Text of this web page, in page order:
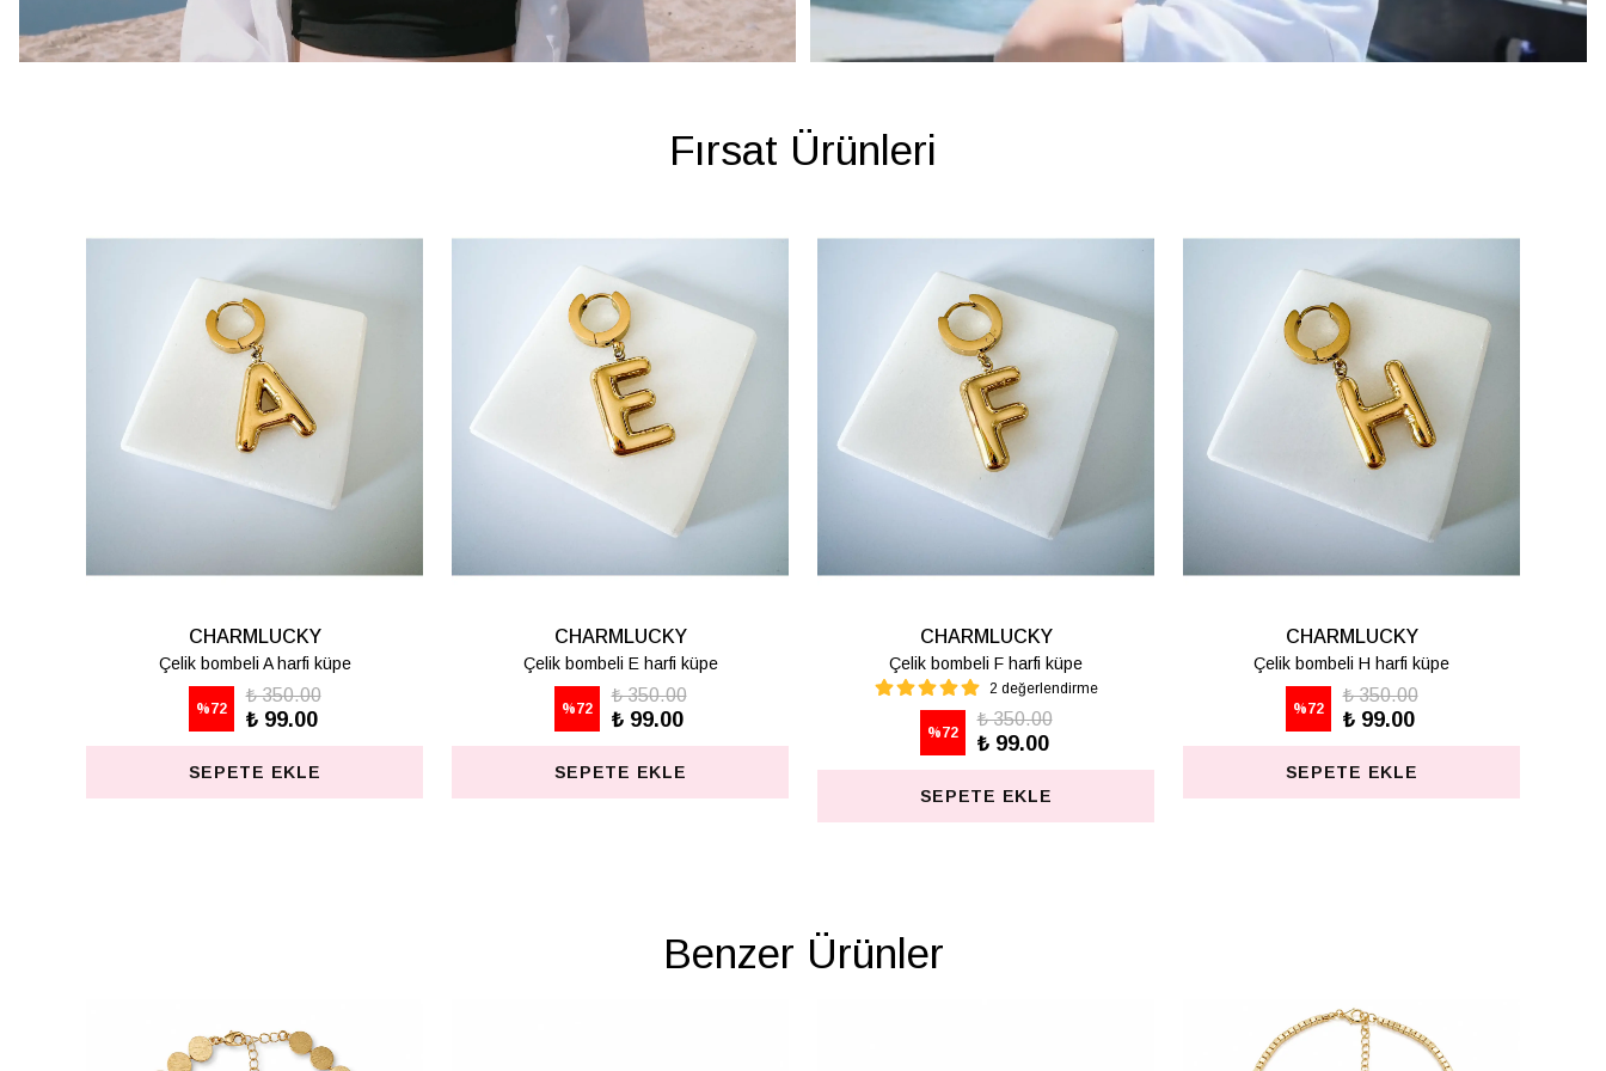
Fırsat Ürünleri
CHARMLUCKY
Çelik bombeli K harfi küpe
%72
₺ 350.00
₺ 99.00
SEPETE EKLE
CHARMLUCKY
Çelik bombeli M harfi lüpe
1 değerlendirme
%72
₺ 350.00
₺ 99.00
SEPETE EKLE
CHARMLUCKY
Çelik bombeli S harfi küpe
%72
₺ 350.00
₺ 99.00
SEPETE EKLE
CHARMLUCKY
Çelik bombeli T harfi küpe
%72
₺ 350.00
₺ 99.00
SEPETE EKLE
Benzer Ürünler